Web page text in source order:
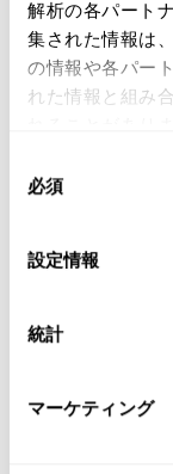
解析の各パート
集された情報は
の情報や各パー
れた情報と組み
必須
設定情報
統計
マーケティング